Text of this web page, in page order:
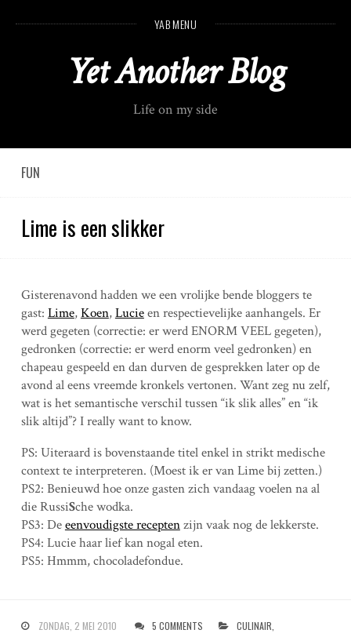
n
YAB MENU
Yet Another Blog
Life on my side
FUN
Lime is een slikker
Gisterenavond hadden we een vrolijke bende bloggers te
gast: Lime,Koen,Lucieen respectievelijke aanhangels. Er
werd gegeten (correctie: er werd ENORM VEEL gegeten),
gedronken (correctie: er werd enorm veel gedronken) en
chapeau gespeeld en dan durven de gesprekken later op de
avond al eens vreemde kronkels vertonen. Want zeg nu zelf,
wat is het semantische verschil tussen “ik slik alles” en “ik
slik altijd”? I really want to know.
PS: Uiteraard is bovenstaande titel enkel in strikt medische
context te interpreteren. (Moest ik er van Lime bij zetten.)
PS2: Benieuwd hoe onze gasten zich vandaag voelen na al
die RussiSche wodka.
PS3: Deeenvoudigste receptenzijn vaak nog de lekkerste.
PS4: Lucie haar lief kan nogal eten.
PS5: Hmmm, chocoladefondue.
ZONDAG, 2 MEI 2010 5 COMMENTS CULINAIR